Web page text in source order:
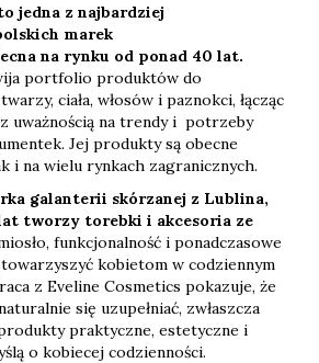
jedna z najbardziej
marek
na rynku od ponad 40 lat.
portfolio produktów do
ciała, włosów i paznokci, łącząc
uważnością na trendy i potrzeby
Jej produkty są obecne
i na wielu rynkach zagranicznych.
galanterii skórzanej z Lublina,
tworzy torebki i akcesoria ze
funkcjonalność i ponadczasowe
kobietom w codziennym
z Eveline Cosmetics pokazuje, że
się uzupełniać, zwłaszcza
praktyczne, estetyczne i
o kobiecej codzienności.